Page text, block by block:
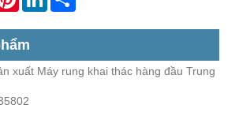
xuất Máy rung khai thác hàng đầu Trung